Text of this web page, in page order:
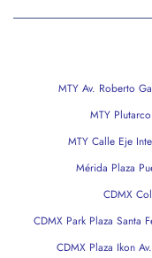
MTY Av. Roberto
MTY
MTY Calle Eje
Mérida Plaza
CDMX
CDMX Park Plaza Santa
CDMX Plaza Ikon